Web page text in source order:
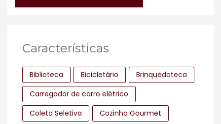
Características
Biblioteca Bicicletário
Brinquedoteca
Carregador de carro elétrico
Coleta Seletiva
Cozinha Gourmet